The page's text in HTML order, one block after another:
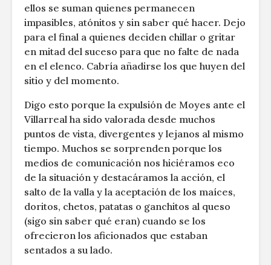
ellos se suman quienes permanecen
impasibles, atónitos y sin saber qué hacer. Dejo
para el final a quienes deciden chillar o gritar
en mitad del suceso para que no falte de nada
en el elenco. Cabría añadirse los que huyen del
sitio y del momento.
Digo esto porque la expulsión de Moyes ante el
Villarreal ha sido valorada desde muchos
puntos de vista, divergentes y lejanos al mismo
tiempo. Muchos se sorprenden porque los
medios de comunicación nos hiciéramos eco
de la situación y destacáramos la acción, el
salto de la valla y la aceptación de los maíces,
doritos, chetos, patatas o ganchitos al queso
(sigo sin saber qué eran) cuando se los
ofrecieron los aficionados que estaban
sentados a su lado.